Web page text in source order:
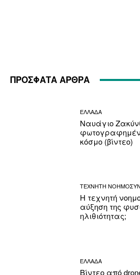
ΠΡΟΣΦΑΤΑ ΑΡΘΡΑ
ΕΛΛΑΔΑ
Ναυάγιο
κόσμο (βίντεο)
ΤΕΧΝΗΤΗ
Η τεχνητή
αύξηση της
ηλιθιότητας;
ΕΛΛΑΔΑ
Βίντεο από